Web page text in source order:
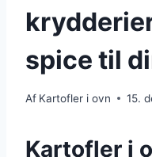
spice til
Af Kartofler i ovn 15.
Kartofler i